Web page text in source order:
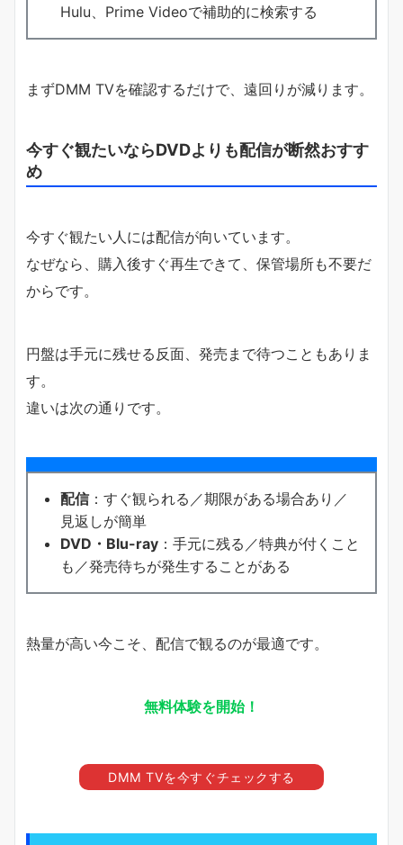
Hulu、Prime Videoで補助的に検索する
まずDMM TVを確認するだけで、遠回りが減ります。
今すぐ観たいならDVDよりも配信が断然おすす
め
今すぐ観たい人には配信が向いています。
なぜなら、購入後すぐ再生できて、保管場所も不要だ
からです。
円盤は手元に残せる反面、発売まで待つこともありま
す。
違いは次の通りです。
配信：すぐ観られる／期限がある場合あり／
見返しが簡単
DVD・Blu-ray ：手元に残る／特典が付くこと
も／発売待ちが発生することがある
熱量が高い今こそ、配信で観るのが最適です。
無料体験を開始！
DMM TVを今すぐチェックする